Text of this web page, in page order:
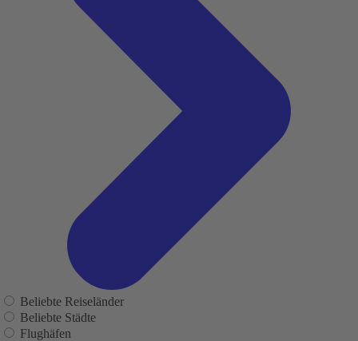
Beliebte Reiseländer
Beliebte Städte
Flughäfen